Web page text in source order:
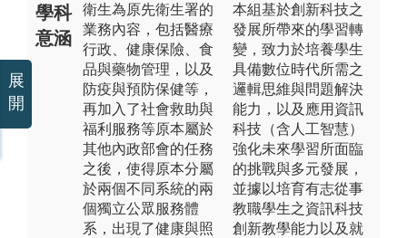
學科
意涵
衛生為原先衛生署的
業務內容，包括醫療
行政、健康保險、食
品與藥物管理，以及
防疫與預防保健等，
再加入了社會救助與
福利服務等原本屬於
其他內政部會的任務
之後，使得原本分屬
於兩個不同系統的兩
個獨立公眾服務體
系，出現了健康與照
本組基於創新科技之
發展所帶來的學習轉
變，致力於培養學生
具備數位時代所需之
邏輯思維與問題解決
能力，以及應用資訊
科技（含人工智慧）
強化未來學習所面臨
的挑戰與多元發展，
並據以培育有志從事
教職學生之資訊科技
創新教學能力以及就
展
開